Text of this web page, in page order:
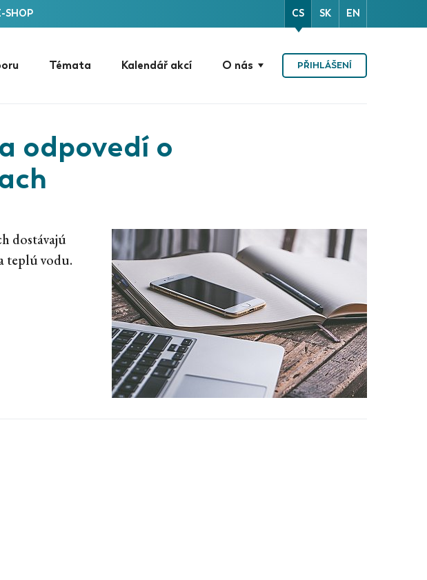
SHOP CS SK EN
Témata Kalendář akcí O nás PŘIHLÁŠENÍ
odpovedí o
dostávajú
teplú vodu.